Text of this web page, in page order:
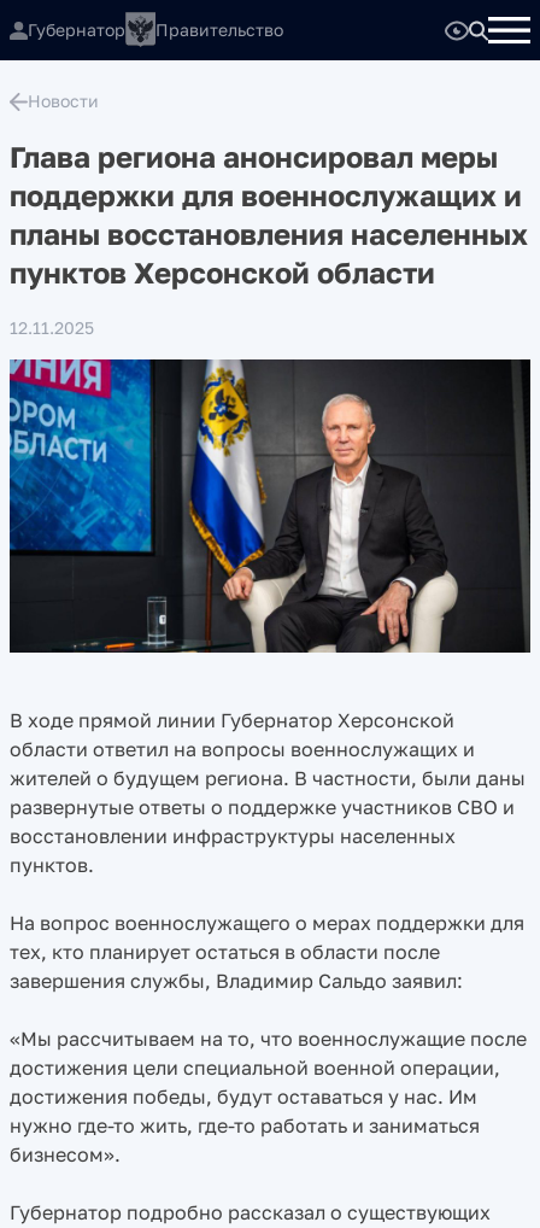
Губернатор Правительство
Новости
Глава региона анонсировал меры
поддержки для военнослужащих и
планы восстановления населенных
пунктов Херсонской области
12.11.2025
В ходе прямой линии Губернатор Херсонской
области ответил на вопросы военнослужащих и
жителей о будущем региона. В частности, были даны
развернутые ответы о поддержке участников СВО и
восстановлении инфраструктуры населенных
пунктов.
На вопрос военнослужащего о мерах поддержки для
тех, кто планирует остаться в области после
завершения службы, Владимир Сальдо заявил:
«Мы рассчитываем на то, что военнослужащие после
достижения цели специальной военной операции,
достижения победы, будут оставаться у нас. Им
нужно где-то жить, где-то работать и заниматься
бизнесом».
Губернатор подробно рассказал о существующих